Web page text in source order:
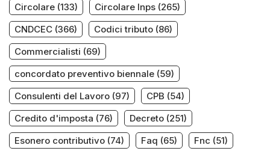
Circolare (133) Circolare Inps (265)
CNDCEC (366) Codici tributo (86)
Commercialisti (69)
concordato preventivo biennale (59)
Consulenti del Lavoro (97) CPB (54)
Credito d'imposta (76) Decreto (251)
Esonero contributivo (74) Faq (65) Fnc (51)